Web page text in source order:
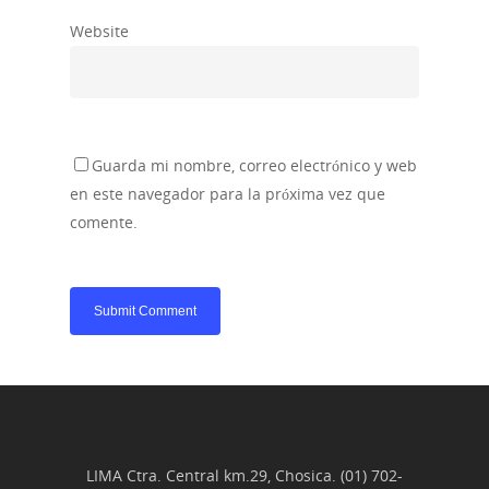
Website
Guarda mi nombre, correo electrónico y web
en este navegador para la próxima vez que
comente.
LIMA Ctra. Central km.29, Chosica. (01) 702-